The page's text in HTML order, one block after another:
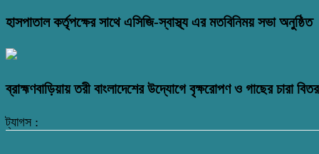
হাসপাতাল কর্তৃপক্ষের সাথে এসিজি-স্বাস্থ্য এর মতবিনিময় সভা অনুষ্ঠিত
ব্রাহ্মণবাড়িয়ায় তরী বাংলাদেশের উদ্যোগে বৃক্ষরোপণ ও গাছের চারা
ট্যাগস :